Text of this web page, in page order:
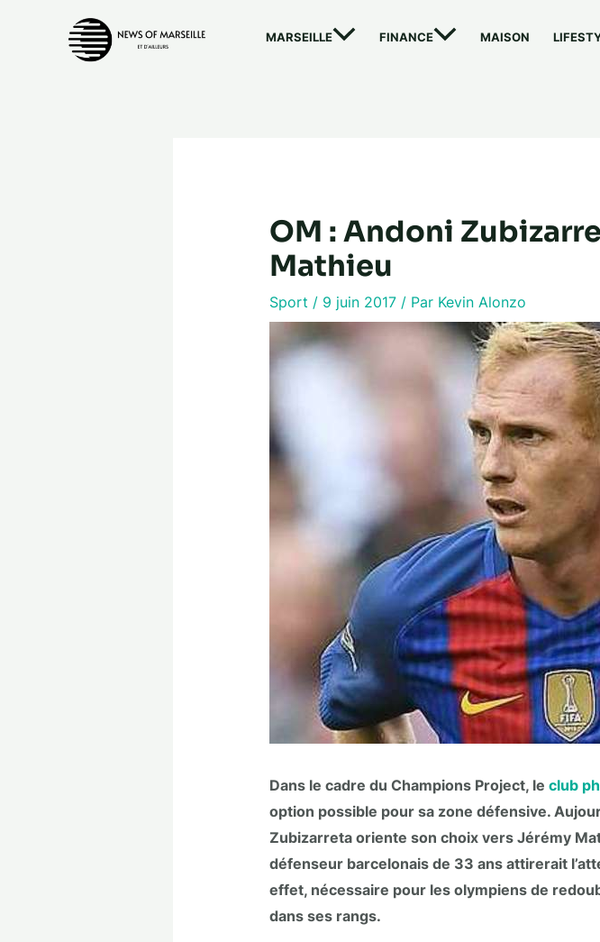
MARSEILLE FINANCE MAISON
OM : Andoni
Mathieu
Sport / 9 juin 2017 / Par Kevin Alonzo
Dans le cadre du Champions Project, le club
option possible pour sa zone défensive.
Zubizarreta oriente son choix vers Jérémy
défenseur barcelonais de 33 ans attirerait
effet, nécessaire pour les olympiens de
dans ses rangs.